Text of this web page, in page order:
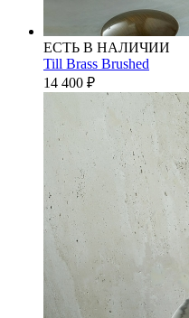
ЕСТЬ В НАЛИЧИИ
Till Brass Brushed
14 400 ₽